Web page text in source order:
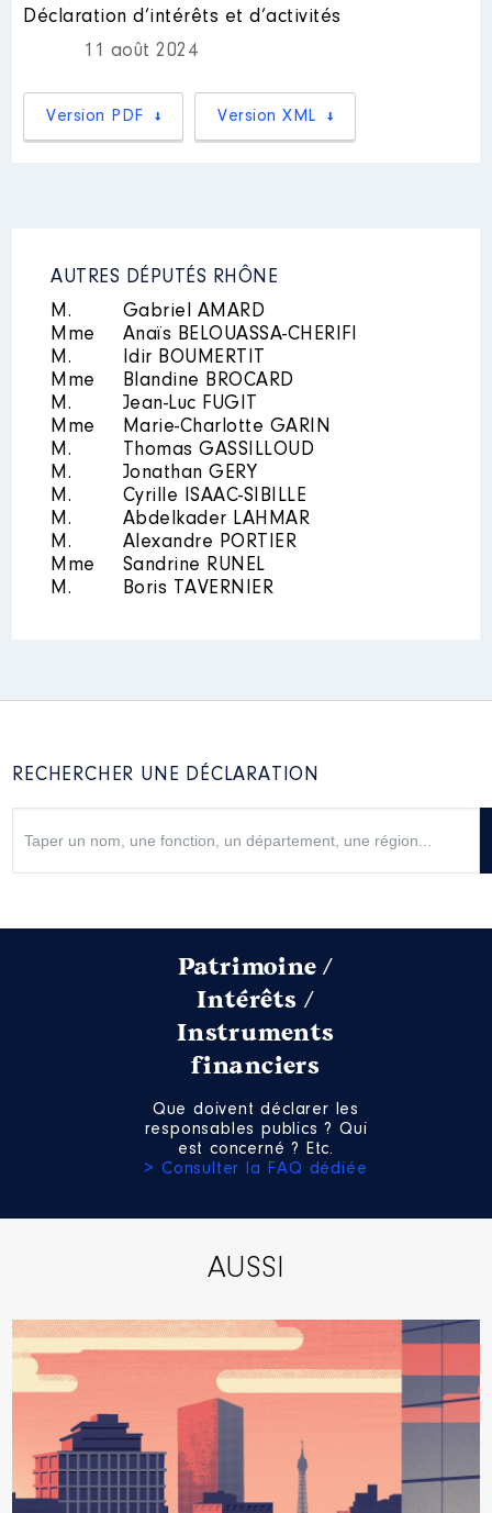
Shonen Jump)
│ Employeur : auto-
entrepreneur
Déclaration d’intérêts et d’activités
11 août 2024
Version PDF Version XML
AUTRES DÉPUTÉS RHÔNE
M.
Gabriel AMARD
Mme
Anaïs BELOUASSA-CHERIFI
M.
Idir BOUMERTIT
Mme
Blandine BROCARD
M.
Jean-Luc FUGIT
Mme
Marie-Charlotte GARIN
M.
Thomas GASSILLOUD
M.
Jonathan GERY
M.
Cyrille ISAAC-SIBILLE
M.
Abdelkader LAHMAR
M.
Alexandre PORTIER
Mme
Sandrine RUNEL
M.
Boris TAVERNIER
RECHERCHER UNE DÉCLARATION
Patrimoine /
Intérêts /
Instruments
financiers
Que doivent déclarer les
responsables publics ? Qui
est concerné ? Etc.
> Consulter la FAQ dédiée
AUSSI